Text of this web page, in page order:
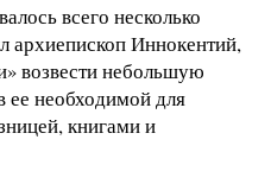
всего несколько
архиепископ Иннокентий,
возвести небольшую
ее необходимой для
книгами и